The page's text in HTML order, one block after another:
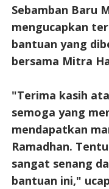
Sebamban Baru
mengucapkan
bantuan yang
bersama Mitra
"Terima kasih
semoga yang
mendapatkan
Ramadhan.
sangat senang
bantuan ini,"